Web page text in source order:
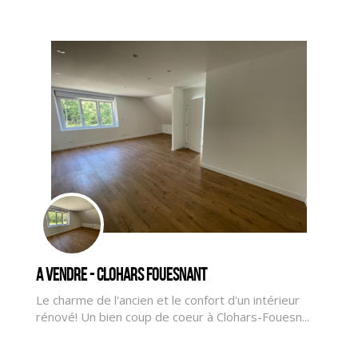
A vendre - CLOHARS FOUESNANT
Le charme de l'ancien et le confort d'un intérieur
rénové! Un bien coup de coeur à Clohars-Fouesn...